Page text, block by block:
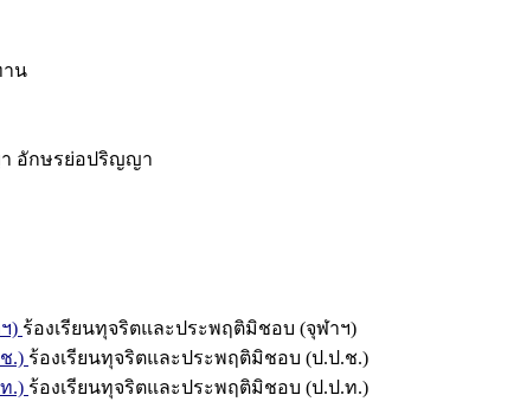
าน
อักษรย่อปริญญา
) ร้องเรียนทุจริตและประพฤติมิชอบ (จุฬาฯ)
.) ร้องเรียนทุจริตและประพฤติมิชอบ (ป.ป.ช.)
.) ร้องเรียนทุจริตและประพฤติมิชอบ (ป.ป.ท.)